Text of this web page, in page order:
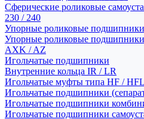
Сферические роликовые
230 / 240
Упорные роликовые
Упорные роликовые
AXK / AZ
Игольчатые подшипники
Внутренние кольца IR / LR
Игольчатые муфты типа HF / HFL
Игольчатые подшипники
Игольчатые подшипники
Игольчатые подшипники